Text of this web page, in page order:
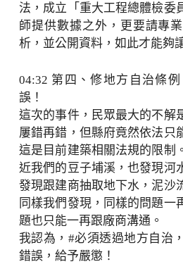
法，成立「重大工程總體檢委
師提供數據之外，更要請專
析，並公開資料，如此才能夠
04:32 第四、修地方自治條
誤！
這次的事件，民眾最大的不解
屢錯再錯，但縣府竟然依法只
這是目前建築相關法規的限制
近我們的豆子埔溪，也發現河
發現跟建商抽取地下水，泥沙
同樣我們發現，同樣的問題一
題也只能一再跟廠商溝通。
我認為，#必須透過地方自治
錯誤，給予嚴懲！